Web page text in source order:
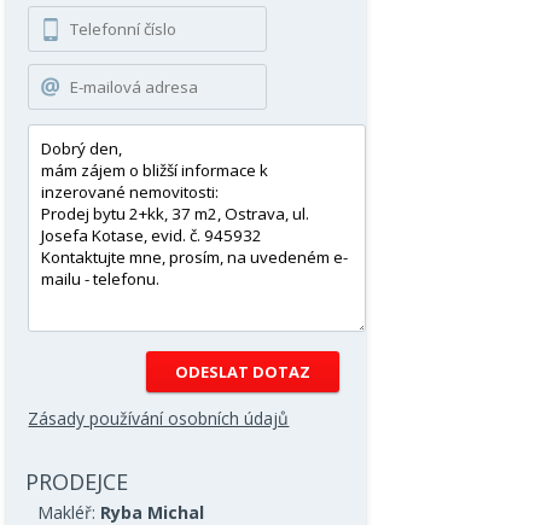
Zásady používání osobních údajů
PRODEJCE
Makléř: Ryba Michal